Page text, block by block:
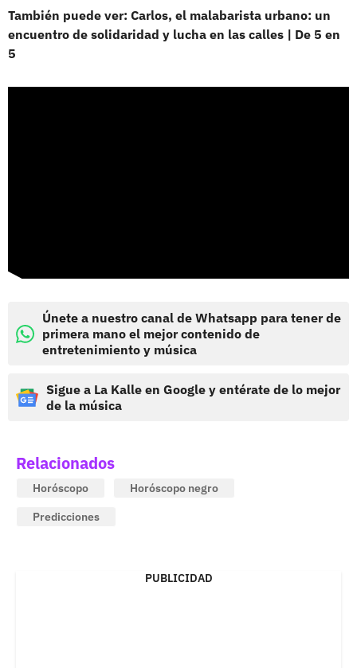
También puede ver: Carlos, el malabarista urbano: un
encuentro de solidaridad y lucha en las calles | De 5 en
5
Únete a nuestro canal de Whatsapp para tener de
primera mano el mejor contenido de
entretenimiento y música
Sigue a La Kalle en Google y entérate de lo mejor
de la música
Relacionados
Horóscopo
Horóscopo negro
Predicciones
PUBLICIDAD